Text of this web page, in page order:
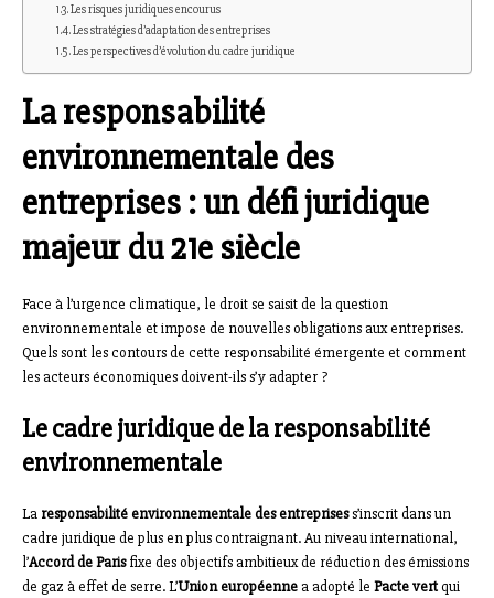
Les risques juridiques encourus
Les stratégies d’adaptation des entreprises
Les perspectives d’évolution du cadre juridique
La responsabilité
environnementale des
entreprises : un défi juridique
majeur du 21e siècle
Face à l’urgence climatique, le droit se saisit de la question
environnementale et impose de nouvelles obligations aux entreprises.
Quels sont les contours de cette responsabilité émergente et comment
les acteurs économiques doivent-ils s’y adapter ?
Le cadre juridique de la responsabilité
environnementale
La responsabilité environnementale des entreprisess’inscrit dans un
cadre juridique de plus en plus contraignant. Au niveau international,
l’Accord de Parisfixe des objectifs ambitieux de réduction des émissions
de gaz à effet de serre. L’Union européennea adopté le Pacte vertqui